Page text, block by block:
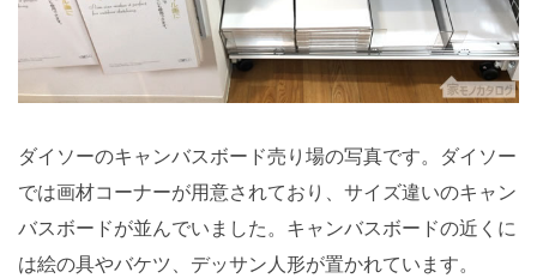
ダイソーのキャンバスボード売り場の写真です。ダイソー
では画材コーナーが用意されており、サイズ違いのキャン
バスボードが並んでいました。キャンバスボードの近くに
は絵の具やバケツ、デッサン人形が置かれています。